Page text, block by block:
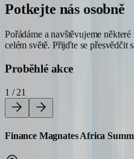
Potkejte nás osobně
Pořádáme a navštěvujeme
celém světě. Přijďte se přesvědčit
Proběhlé akce
1 / 21
Finance Magnates Africa